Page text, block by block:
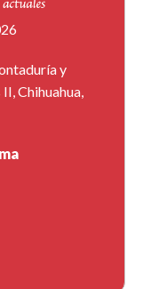
y
Chihuahua,